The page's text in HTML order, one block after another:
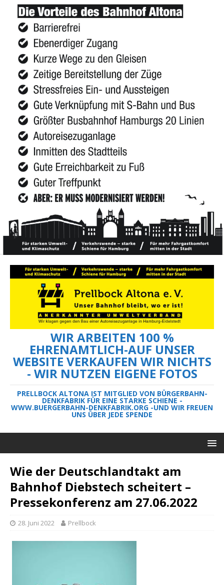
WIR ARBEITEN 100 %
EHRENAMTLICH-AUF UNSER
WEBSITE VERKAUFEN WIR NICHTS
- WIR NUTZEN EIGENE FOTOS
PRELLBOCK ALTONA IST MITGLIED VON BÜRGERBAHN-
DENKFABRIK FÜR EINE STARKE SCHIENE -
WWW.BUERGERBAHN-DENKFABRIK.ORG -UND WIR FREUEN
UNS ÜBER JEDE SPENDE
Wie der Deutschlandtakt am
Bahnhof Diebstech scheitert –
Pressekonferenz am 27.06.2022
28. Juni 2022 Prellbock